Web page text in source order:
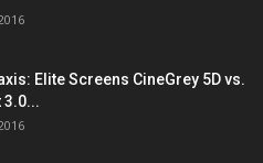
Elite Screens CineGrey 5D vs.
3.0...